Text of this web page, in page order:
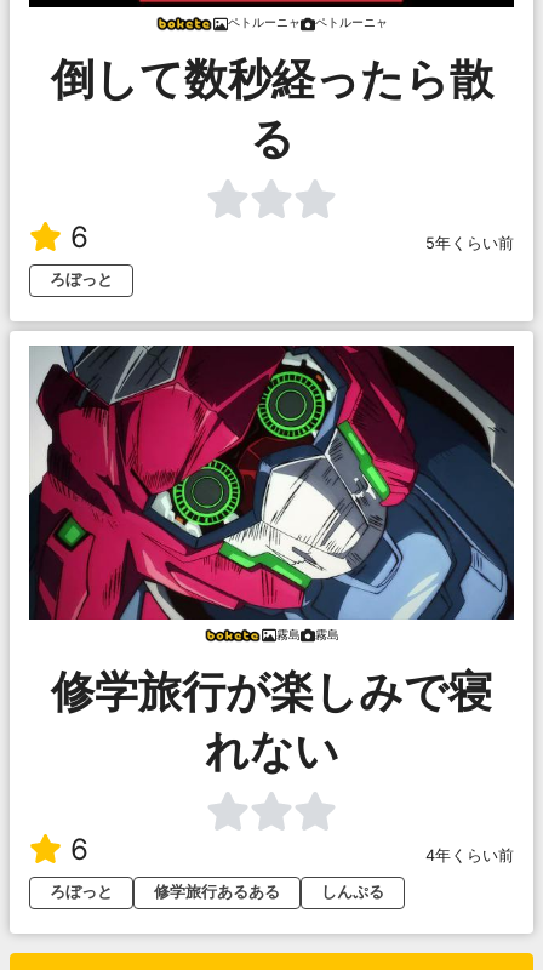
ペトルーニャ ペトルーニャ
倒して数秒経ったら散
る
6
5年くらい前
ろぼっと
霧島 霧島
修学旅行が楽しみで寝
れない
6
4年くらい前
ろぼっと
修学旅行あるある しんぷる